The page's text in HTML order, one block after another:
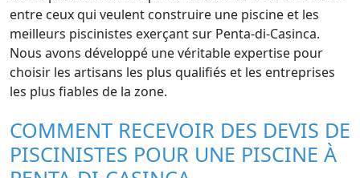
entre ceux qui veulent construire une piscine et les
meilleurs piscinistes exerçant sur Penta-di-Casinca.
Nous avons développé une véritable expertise pour
choisir les artisans les plus qualifiés et les entreprises
les plus fiables de la zone.
COMMENT RECEVOIR DES DEVIS DE
PISCINISTES POUR UNE PISCINE À